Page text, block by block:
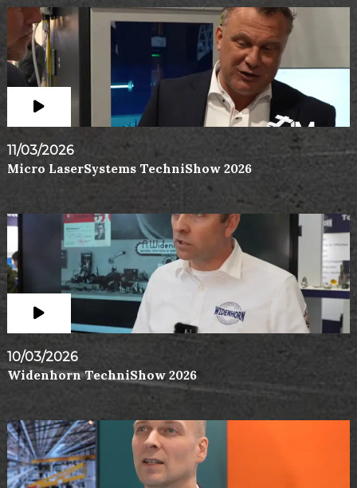
11/03/2026
Micro LaserSystems TechniShow 2026
10/03/2026
Widenhorn TechniShow 2026